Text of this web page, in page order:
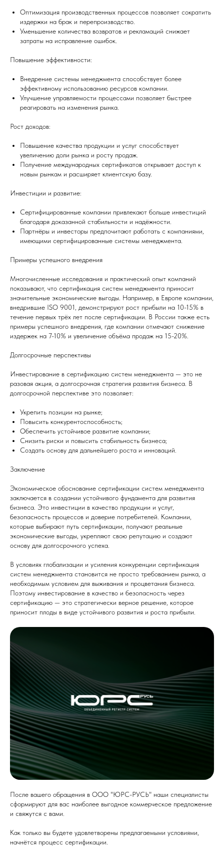
Оптимизация производственных процессов позволяет сократить
издержки на брак и перепроизводство.
Уменьшение количества возвратов и рекламаций снижает
затраты на исправление ошибок.
Повышение эффективности:
Внедрение системы менеджмента способствует более
эффективному использованию ресурсов компании.
Улучшение управляемости процессами позволяет быстрее
реагировать на изменения рынка.
Рост доходов:
Повышение качества продукции и услуг способствует
увеличению доли рынка и росту продаж.
Получение международных сертификатов открывает доступ к
новым рынкам и расширяет клиентскую базу.
Инвестиции и развитие:
Сертифицированные компании привлекают больше инвестиций
благодаря доказанной стабильности и надёжности.
Партнёры и инвесторы предпочитают работать с компаниями,
имеющими сертифицированные системы менеджмента.
Примеры успешного внедрения
Многочисленные исследования и практический опыт компаний
показывают, что сертификация систем менеджмента приносит
значительные экономические выгоды. Например, в Европе компании,
внедрившие ISO 9001, демонстрируют рост прибыли на 10-15% в
течение первых трёх лет после сертификации. В России также есть
примеры успешного внедрения, где компании отмечают снижение
издержек на 7-10% и увеличение объёма продаж на 15-20%.
Долгосрочные перспективы
Инвестирование в сертификацию систем менеджмента — это не
разовая акция, а долгосрочная стратегия развития бизнеса. В
долгосрочной перспективе это позволяет:
Укрепить позиции на рынке;
Повысить конкурентоспособность;
Обеспечить устойчивое развитие компании;
Снизить риски и повысить стабильность бизнеса;
Создать основу для дальнейшего роста и инноваций.
Заключение
Экономическое обоснование сертификации систем менеджмента
заключается в создании устойчивого фундамента для развития
бизнеса. Это инвестиции в качество продукции и услуг,
безопасность процессов и доверие потребителей. Компании,
которые выбирают путь сертификации, получают реальные
экономические выгоды, укрепляют свою репутацию и создают
основу для долгосрочного успеха.
В условиях глобализации и усиления конкуренции сертификация
систем менеджмента становится не просто требованием рынка, а
необходимым условием для выживания и процветания бизнеса.
Поэтому инвестирование в качество и безопасность через
сертификацию — это стратегически верное решение, которое
приносит плоды в виде устойчивого развития и роста прибыли.
После вашего обращения в ООО "ЮРС-РУСЬ" наши специалисты
сформируют для вас наиболее выгодное коммерческое предложение
и свяжутся с вами.
Как только вы будете удовлетворены предлагаемыми условиями,
начнётся процесс сертификации.